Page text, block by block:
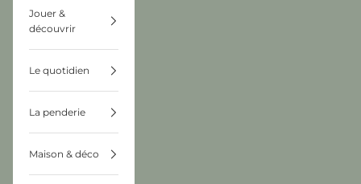
Jouer &
découvrir
Le quotidien
La penderie
Maison & déco